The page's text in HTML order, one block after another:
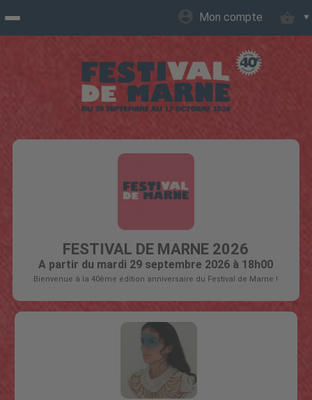
Mon compte
FESTIVAL DE MARNE 2026
A partir du mardi 29 septembre 2026 à 18h00
Bienvenue à la 40ème édition anniversaire du Festival de Marne !